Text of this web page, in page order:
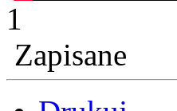
1
Zapisane